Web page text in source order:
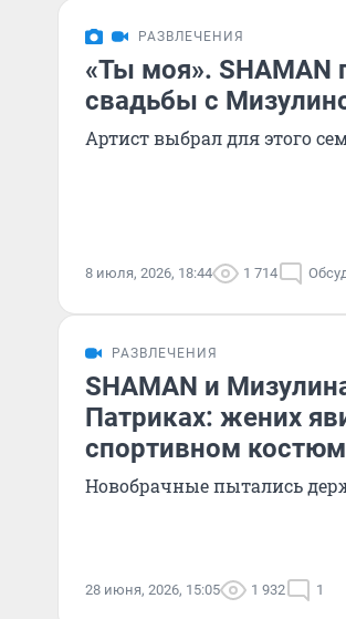
РАЗВЛЕЧЕНИЯ
«Ты моя». SHAMAN
свадьбы с
Артист выбрал для этого
8 июля, 2026, 18:44 1 714
РАЗВЛЕЧЕНИЯ
SHAMAN и
Патриках: жених
спортивном
Новобрачные пытались
28 июня, 2026, 15:05 1 932 1